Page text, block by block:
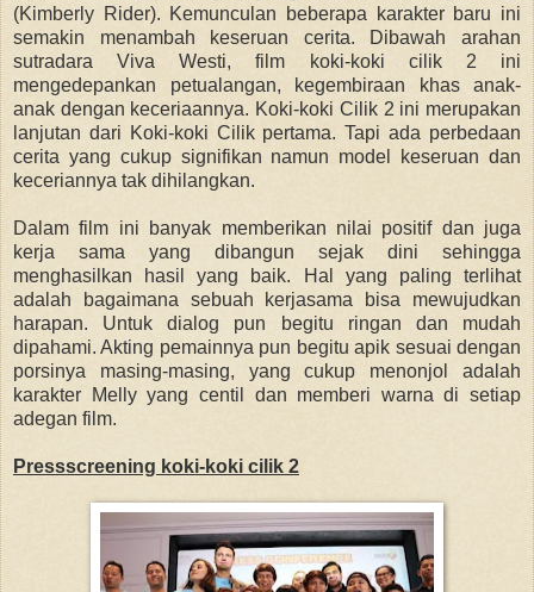
(Kimberly Rider). Kemunculan beberapa karakter baru ini
semakin menambah keseruan cerita. Dibawah arahan
sutradara Viva Westi, film koki-koki cilik 2 ini
mengedepankan petualangan, kegembiraan khas anak-
anak dengan keceriaannya. Koki-koki Cilik 2 ini merupakan
lanjutan dari Koki-koki Cilik pertama. Tapi ada perbedaan
cerita yang cukup signifikan namun model keseruan dan
keceriannya tak dihilangkan.
Dalam film ini banyak memberikan nilai positif dan juga
kerja sama yang dibangun sejak dini sehingga
menghasilkan hasil yang baik. Hal yang paling terlihat
adalah bagaimana sebuah kerjasama bisa mewujudkan
harapan. Untuk dialog pun begitu ringan dan mudah
dipahami. Akting pemainnya pun begitu apik sesuai dengan
porsinya masing-masing, yang cukup menonjol adalah
karakter Melly yang centil dan memberi warna di setiap
adegan film.
Pressscreening koki-koki cilik 2